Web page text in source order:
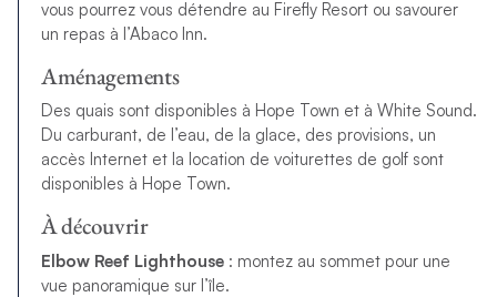
vous pourrez vous détendre au Firefly Resort ou savourer
un repas à l’Abaco Inn.
Aménagements
Des quais sont disponibles à Hope Town et à White Sound.
Du carburant, de l’eau, de la glace, des provisions, un
accès Internet et la location de voiturettes de golf sont
disponibles à Hope Town.
À découvrir
Elbow Reef Lighthouse: montez au sommet pour une
vue panoramique sur l’île.